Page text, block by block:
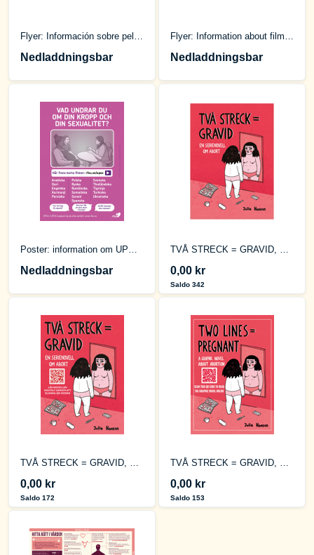
Flyer: Información sobre películas en diferentes idiomas
Nedladdningsbar
Flyer: Information about film in different languages
Nedladdningsbar
Poster: information om UPOS-filmerna [upplysning på olika språk]
Nedladdningsbar
TVÅ STRECK = GRAVID, Poster
0,00 kr
Saldo 342
TVÅ STRECK = GRAVID, Flyer
0,00 kr
Saldo 172
TVÅ STRECK = GRAVID, Flyer [English]
0,00 kr
Saldo 153